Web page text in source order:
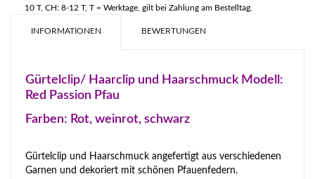
10 T, CH: 8-12 T, T = Werktage, gilt bei Zahlung am Bestelltag.
INFORMATIONEN BEWERTUNGEN
Gürtelclip/ Haarclip und Haarschmuck Modell:
Red Passion Pfau
Farben: Rot, weinrot, schwarz
Gürtelclip und Haarschmuck angefertigt aus verschiedenen
Garnen und dekoriert mit schönen Pfauenfedern.